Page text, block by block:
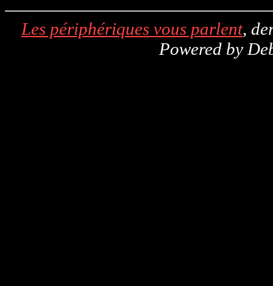
Les périphériques vous parlent,
Powered by